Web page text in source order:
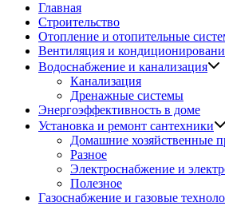
Главная
Строительство
Отопление и отопительные
Вентиляция и
Водоснабжение и канализация
Канализация
Дренажные системы
Энергоэффективность в доме
Установка и ремонт сантехники
Домашние хозяйственные
Разное
Электроснабжение и
Полезное
Газоснабжение и газовые